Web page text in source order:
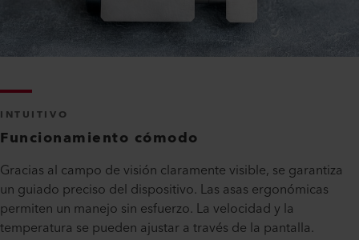
INTUITIVO
Funcionamiento cómodo
Gracias al campo de visión claramente visible, se garantiza
un guiado preciso del dispositivo. Las asas ergonómicas
permiten un manejo sin esfuerzo. La velocidad y la
temperatura se pueden ajustar a través de la pantalla.